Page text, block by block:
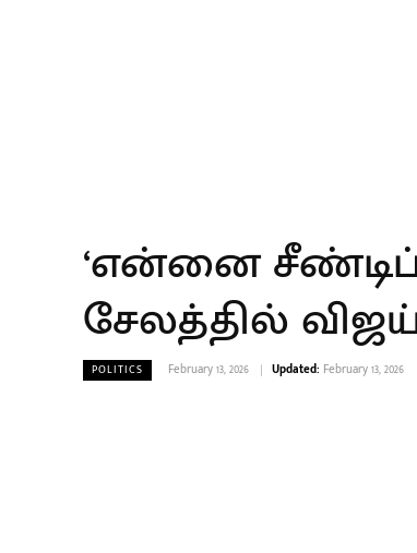
‘என்னை
சேலத்தில்
POLITICS February 13, 2026 Updated: February 13, 2026